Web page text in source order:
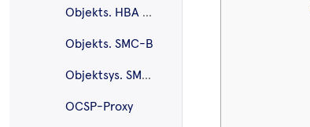
Objekts. HBA G2.1
Objekts. SMC-B
Objektsys. SMC-B G2.1
OCSP-Proxy